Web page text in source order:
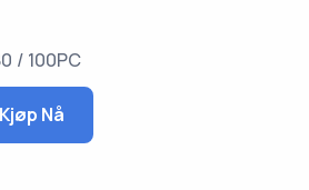
/ 100PC
Nå